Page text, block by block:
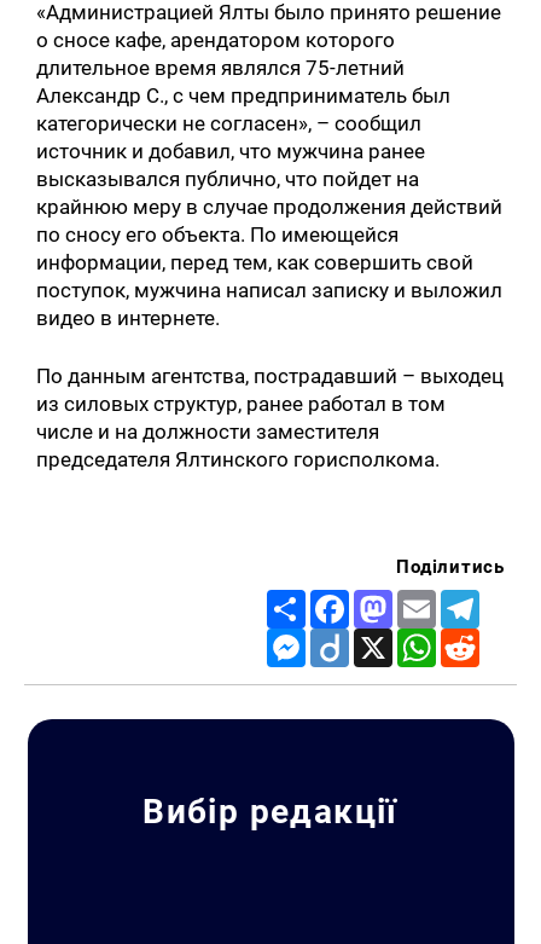
«Администрацией Ялты было принято решение
о сносе кафе, арендатором которого
длительное время являлся 75-летний
Александр С., с чем предприниматель был
категорически не согласен», – сообщил
источник и добавил, что мужчина ранее
высказывался публично, что пойдет на
крайнюю меру в случае продолжения действий
по сносу его объекта. По имеющейся
информации, перед тем, как совершить свой
поступок, мужчина написал записку и выложил
видео в интернете.
По данным агентства, пострадавший – выходец
из силовых структур, ранее работал в том
числе и на должности заместителя
председателя Ялтинского горисполкома.
Поділитись
Share FacebookMastodon
Email
Messenger
Diigo X WhatsApp
Вибір редакції